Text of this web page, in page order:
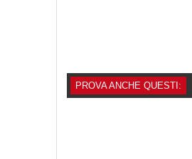
PROVA ANCHE QUESTI: